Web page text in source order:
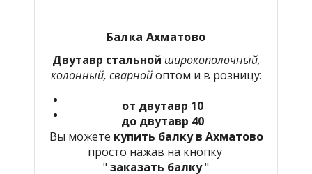
Балка Ахматово
Двутавр стальной широкополочный,
колонный, сварнойоптом и в розницу:
от двутавр 10
до двутавр 40
Вы можете купить балку в Ахматово
просто нажав на кнопку
" заказать балку"